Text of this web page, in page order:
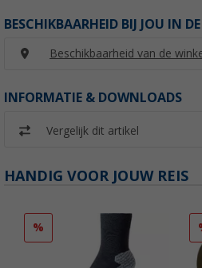
BESCHIKBAARHEID BIJ JOU IN
Beschikbaarheid van de
INFORMATIE & DOWNLOADS
Vergelijk dit artikel
HANDIG VOOR JOUW REIS
%